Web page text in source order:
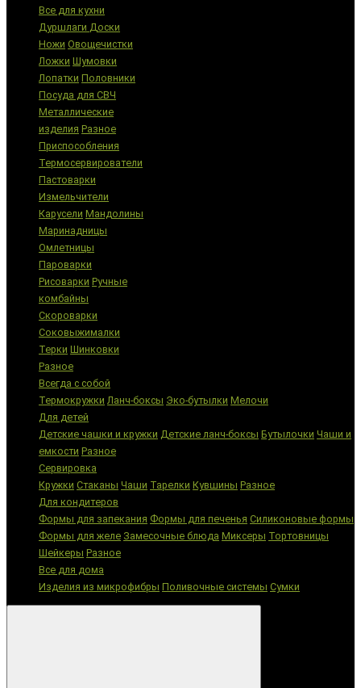
Все для кухни
Дуршлаги Доски
Ножи Овощечистки
Ложки Шумовки
Лопатки Половники
Посуда для СВЧ
Металлические
изделия Разное
Приспособления
Термосервирователи
Пастоварки
Измельчители
Карусели Мандолины
Маринадницы
Омлетницы
Пароварки
Рисоварки Ручные
комбайны
Скороварки
Соковыжималки
Терки Шинковки
Разное
Всегда с собой
Термокружки Ланч-боксы Эко-бутылки Мелочи
Для детей
Детские чашки и кружки Детские ланч-боксы Бутылочки Чаши и
емкости Разное
Сервировка
Кружки Стаканы Чаши Тарелки Кувшины Разное
Для кондитеров
Формы для запекания Формы для печенья Силиконовые формы
Формы для желе Замесочные блюда Миксеры Тортовницы
Шейкеры Разное
Все для дома
Изделия из микрофибры Поливочные системы Сумки